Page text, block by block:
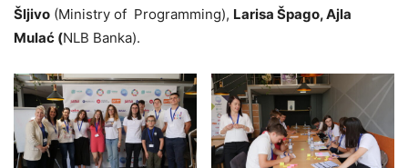
Šljivo (Ministry of Programming), Larisa Špago, Ajla
Mulać (NLB Banka).